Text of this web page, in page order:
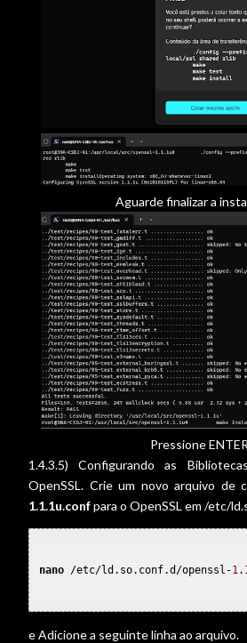
Aguarde finalizar a
Pressione ENTER
1.4.3.5) Configurando as
OpenSSL. Crie um novo arquivo de
1.1.1u.confpara o OpenSSL em /etc/
nano /etc/ld.so.conf.d/openssl-1.
e Adicione a seguinte linha ao arquivo.